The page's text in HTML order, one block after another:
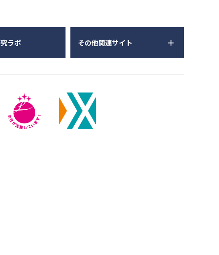
ラボ その他関連サイト